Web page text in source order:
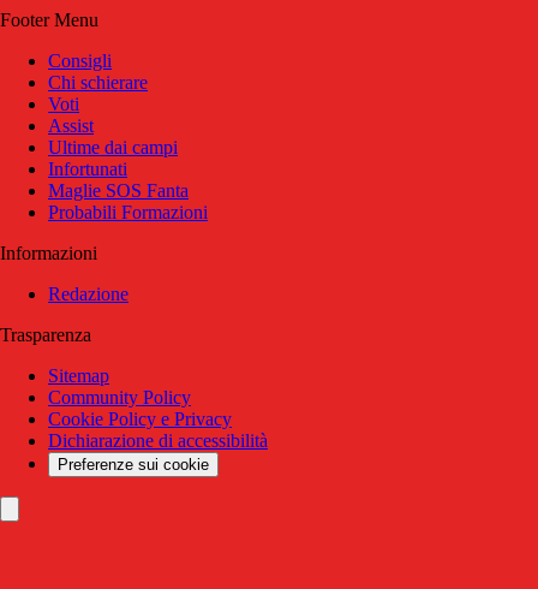
Footer Menu
Consigli
Chi schierare
Voti
Assist
Ultime dai campi
Infortunati
Maglie SOS Fanta
Probabili Formazioni
Informazioni
Redazione
Trasparenza
Sitemap
Community Policy
Cookie Policy e Privacy
Dichiarazione di accessibilità
Preferenze sui cookie